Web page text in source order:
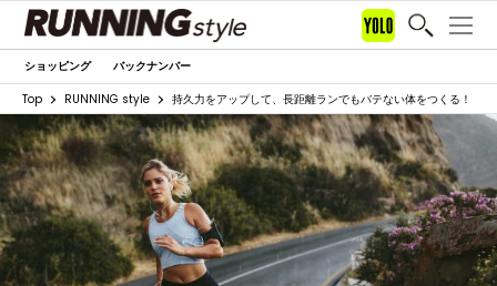
ショッピング バックナンバー
Top RUNNING style 持久力をアップして、長距離ランでもバテない体をつくる！